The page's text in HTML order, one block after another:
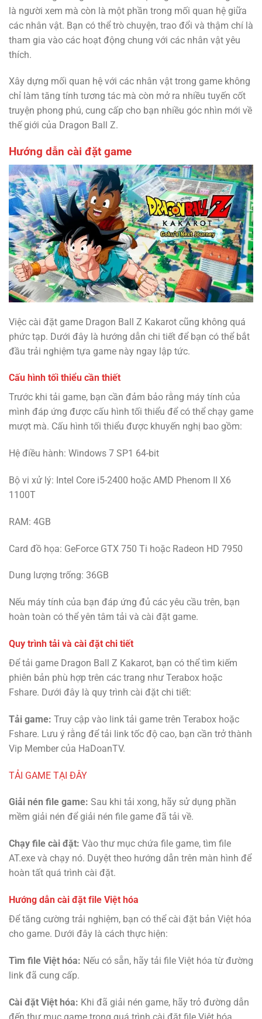
là người xem mà còn là một phần trong mối quan hệ giữa
các nhân vật. Bạn có thể trò chuyện, trao đổi và thậm chí là
tham gia vào các hoạt động chung với các nhân vật yêu
thích.
Xây dựng mối quan hệ với các nhân vật trong game không
chỉ làm tăng tính tương tác mà còn mở ra nhiều tuyến cốt
truyện phong phú, cung cấp cho bạn nhiều góc nhìn mới về
thế giới của Dragon Ball Z.
Hướng dẫn cài đặt game
Việc cài đặt game Dragon Ball Z Kakarot cũng không quá
phức tạp. Dưới đây là hướng dẫn chi tiết để bạn có thể bắt
đầu trải nghiệm tựa game này ngay lập tức.
Cấu hình tối thiểu cần thiết
Trước khi tải game, bạn cần đảm bảo rằng máy tính của
mình đáp ứng được cấu hình tối thiểu để có thể chạy game
mượt mà. Cấu hình tối thiểu được khuyến nghị bao gồm:
Hệ điều hành: Windows 7 SP1 64-bit
Bộ vi xử lý: Intel Core i5-2400 hoặc AMD Phenom II X6
1100T
RAM: 4GB
Card đồ họa: GeForce GTX 750 Ti hoặc Radeon HD 7950
Dung lượng trống: 36GB
Nếu máy tính của bạn đáp ứng đủ các yêu cầu trên, bạn
hoàn toàn có thể yên tâm tải và cài đặt game.
Quy trình tải và cài đặt chi tiết
Để tải game Dragon Ball Z Kakarot, bạn có thể tìm kiếm
phiên bản phù hợp trên các trang như Terabox hoặc
Fshare. Dưới đây là quy trình cài đặt chi tiết:
Tải game: Truy cập vào link tải game trên Terabox hoặc
Fshare. Lưu ý rằng để tải link tốc độ cao, bạn cần trở thành
Vip Member của HaDoanTV.
TẢI GAME TẠI ĐÂY
Giải nén file game: Sau khi tải xong, hãy sử dụng phần
mềm giải nén để giải nén file game đã tải về.
Chạy file cài đặt: Vào thư mục chứa file game, tìm file
AT.exe và chạy nó. Duyệt theo hướng dẫn trên màn hình để
hoàn tất quá trình cài đặt.
Hướng dẫn cài đặt file Việt hóa
Để tăng cường trải nghiệm, bạn có thể cài đặt bản Việt hóa
cho game. Dưới đây là cách thực hiện:
Tìm file Việt hóa: Nếu có sẵn, hãy tải file Việt hóa từ đường
link đã cung cấp.
Cài đặt Việt hóa: Khi đã giải nén game, hãy trỏ đường dẫn
đến thư mục game trong quá trình cài đặt file Việt hóa.